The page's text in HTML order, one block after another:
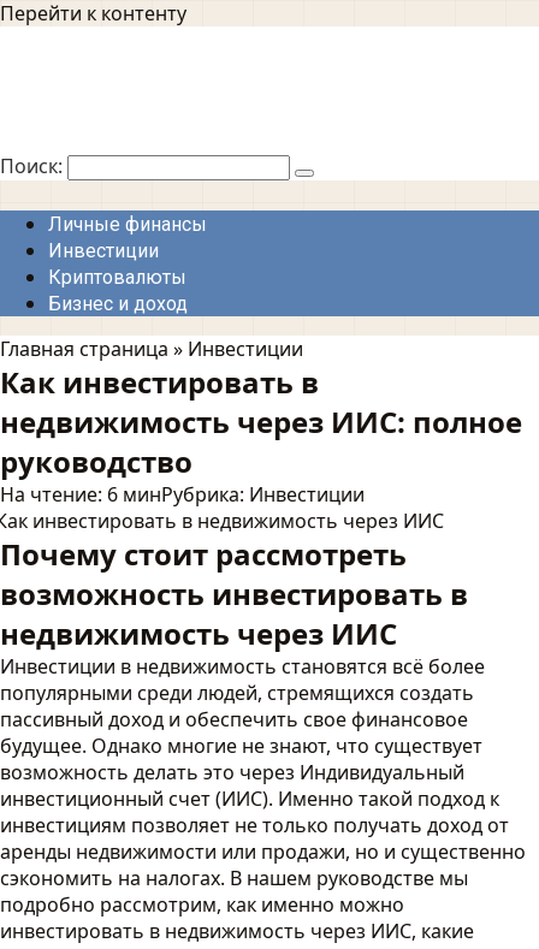
Перейти к контенту
Поиск:
Личные финансы
Инвестиции
Криптовалюты
Бизнес и доход
Главная страница » Инвестиции
Как инвестировать в
недвижимость через ИИС: полное
руководство
На чтение: 6 минРубрика: Инвестиции
Почему стоит рассмотреть
возможность инвестировать в
недвижимость через ИИС
Инвестиции в недвижимость становятся всё более
популярными среди людей, стремящихся создать
пассивный доход и обеспечить свое финансовое
будущее. Однако многие не знают, что существует
возможность делать это через Индивидуальный
инвестиционный счет (ИИС). Именно такой подход к
инвестициям позволяет не только получать доход от
аренды недвижимости или продажи, но и существенно
сэкономить на налогах. В нашем руководстве мы
подробно рассмотрим, как именно можно
инвестировать в недвижимость через ИИС, какие